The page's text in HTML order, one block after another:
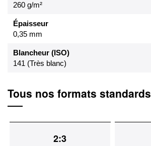
260 g/m²
Épaisseur
0,35 mm
Blancheur (ISO)
141 (Très blanc)
Tous nos formats standards
2:3